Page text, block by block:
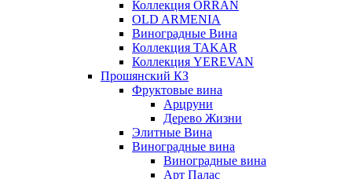
Коллекция ORRAN
OLD ARMENIA
Виноградные Вина
Коллекция TAKAR
Коллекция YEREVAN
Прошянский КЗ
Фруктовые вина
Арцруни
Дерево Жизни
Элитные Вина
Виноградные вина
Виноградные вина
Арт Палас